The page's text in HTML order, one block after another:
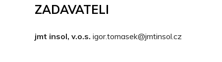
ZADAVATELI
jmt insol, v.o.s. igor.tomasek@jmtinsol.cz